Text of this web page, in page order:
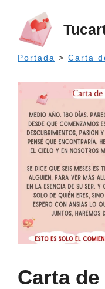
contenido
Portada > Carta
Carta de